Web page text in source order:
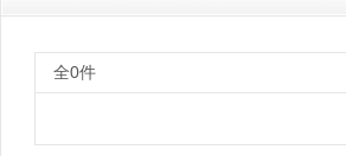
全0件